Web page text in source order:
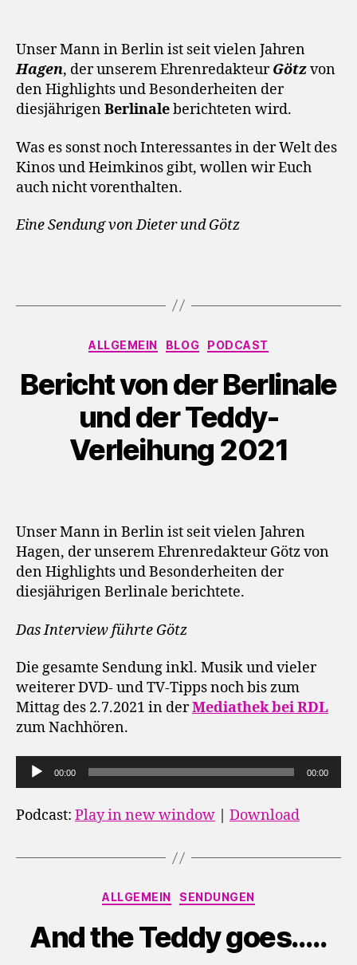
Unser Mann in Berlin ist seit vielen Jahren
Hagen, der unserem EhrenredakteurGötzvon
den Highlights und Besonderheiten der
diesjährigenBerlinaleberichteten wird.
Was es sonst noch Interessantes in der Welt des
Kinos und Heimkinos gibt, wollen wir Euch
auch nicht vorenthalten.
Eine Sendung von Dieter und Götz
Kategorien
ALLGEMEIN BLOG PODCAST
Bericht von der Berlinale
und der Teddy-
Verleihung 2021
Unser Mann in Berlin ist seit vielen Jahren
Hagen, der unserem Ehrenredakteur Götz von
den Highlights und Besonderheiten der
diesjährigen Berlinale berichtete.
Das Interview führte Götz
Die gesamte Sendung inkl. Musik und vieler
weiterer DVD- und TV-Tipps noch bis zum
Mittag des 2.7.2021 in derMediathek bei RDL
zum Nachhören.
u
d
00:00 00:00
Podcast: Play in new window Download
Kategorien
ALLGEMEIN SENDUNGEN
And the Teddy goes…..